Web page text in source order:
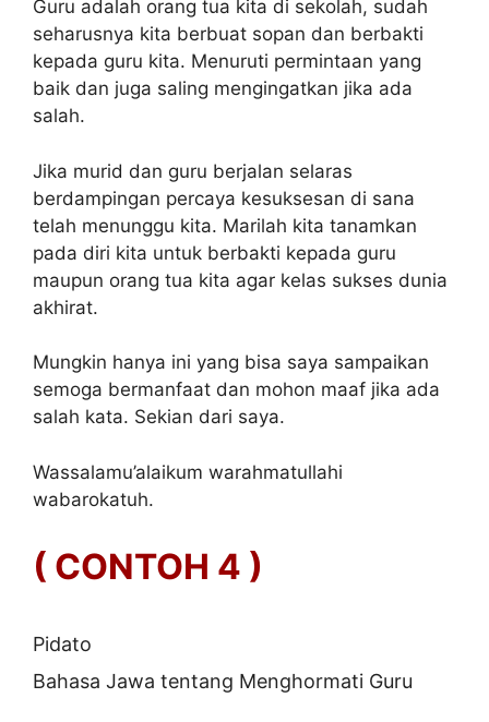
Guru adalah orang tua kita di sekolah, sudah
seharusnya kita berbuat sopan dan berbakti
kepada guru kita. Menuruti permintaan yang
baik dan juga saling mengingatkan jika ada
salah.
Jika murid dan guru berjalan selaras
berdampingan percaya kesuksesan di sana
telah menunggu kita. Marilah kita tanamkan
pada diri kita untuk berbakti kepada guru
maupun orang tua kita agar kelas sukses dunia
akhirat.
Mungkin hanya ini yang bisa saya sampaikan
semoga bermanfaat dan mohon maaf jika ada
salah kata. Sekian dari saya.
Wassalamu’alaikum warahmatullahi
wabarokatuh.
( CONTOH 4 )
Pidato
Bahasa Jawa tentang Menghormati Guru